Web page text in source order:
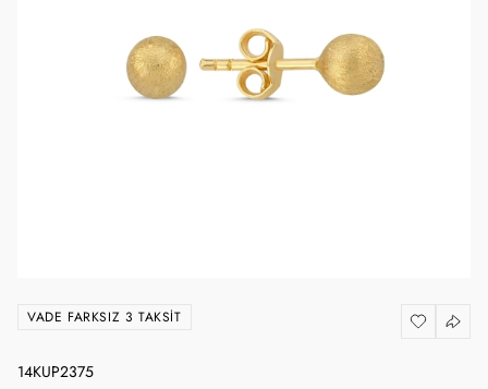
VADE FARKSIZ 3 TAKSIT
14KUP2375